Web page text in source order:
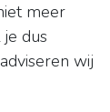
meer
dus
wij